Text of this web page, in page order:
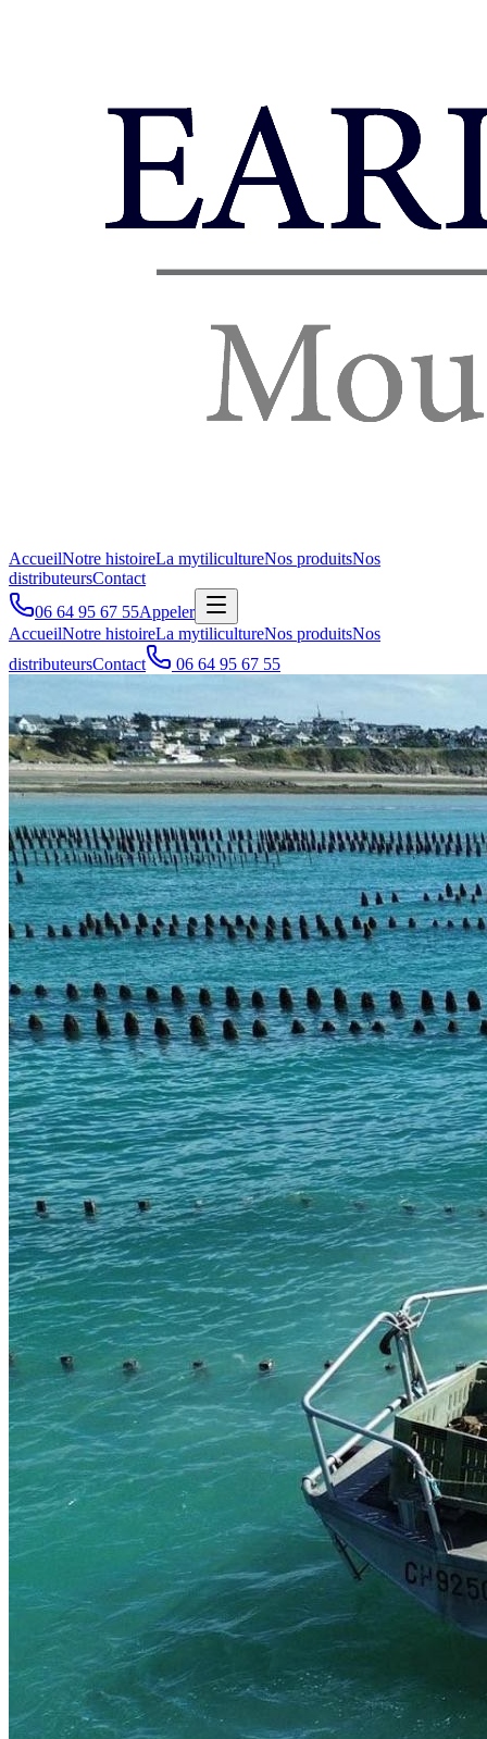
AccueilNotre histoireLa mytilicultureNos produitsNos
distributeursContact
06 64 95 67 55Appeler
AccueilNotre histoireLa mytilicultureNos produitsNos
distributeursContact 06 64 95 67 55